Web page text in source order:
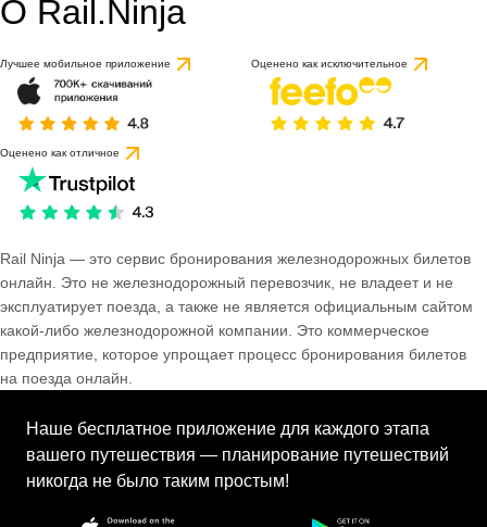
О Rail.Ninja
Лучшее мобильное приложение Оценено как исключительное
Оценено как отличное
Rail Ninja — это сервис бронирования железнодорожных билетов
онлайн. Это не железнодорожный перевозчик, не владеет и не
эксплуатирует поезда, а также не является официальным сайтом
какой-либо железнодорожной компании. Это коммерческое
предприятие, которое упрощает процесс бронирования билетов
на поезда онлайн.
Наше бесплатное приложение для каждого этапа
вашего путешествия — планирование путешествий
никогда не было таким простым!